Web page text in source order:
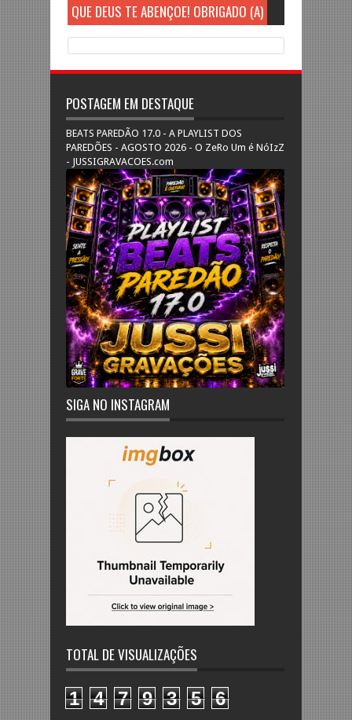
QUE DEUS TE ABENÇOE! OBRIGADO (A)
POSTAGEM EM DESTAQUE
BEATS PAREDÃO 17.0 - A PLAYLIST DOS
PAREDÕES - AGOSTO 2026 - O ZeRo Um é NóIzZ
- JUSSIGRAVACOES.com
SIGA NO INSTAGRAM
TOTAL DE VISUALIZAÇÕES
1 4 7 9 3 5 6